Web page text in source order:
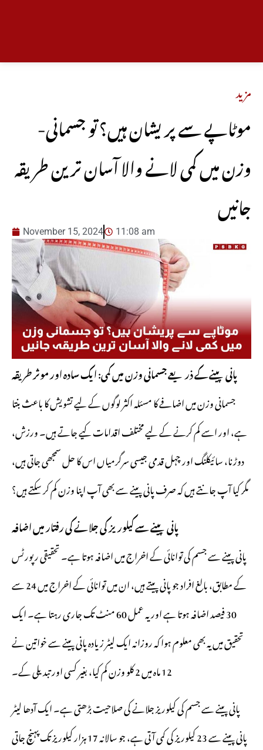
مزید
-موٹاپے سے پریشان ہیں؟ تو جسمانی
وزن میں کمی لانے والا آسان ترین طریقہ
جانیں
November 15, 2024 11:08 am
پانی پینے کے ذریعے جسمانی وزن میں کمی: ایک سادہ اور موثر طریقہ
جسمانی وزن میں اضافے کا مسئلہ اکثر لوگوں کے لیے تشویش کا باعث بنتا
ہے، اور اسے کم کرنے کے لیے مختلف اقدامات کیے جاتے ہیں۔ ورزش،
دوڑنا، سائیکلنگ اور چہل قدمی جیسی سرگرمیاں اس کا حل سمجھی جاتی ہیں،
مگر کیا آپ جانتے ہیں کہ صرف پانی پینے سے بھی آپ اپنا وزن کم کر سکتے ہیں؟
پانی پینے سے کیلوریز کی جلانے کی رفتار میں اضافہ
پانی پینے سے جسم کی توانائی کے اخراج میں اضافہ ہوتا ہے۔ تحقیقی رپورٹس
کے مطابق، بالغ افراد جو پانی پیتے ہیں، ان میں توانائی کے اخراج میں 24 سے
30 فیصد اضافہ ہوتا ہے اور یہ عمل 60 منٹ تک جاری رہتا ہے۔ ایک
تحقیق میں یہ بھی معلوم ہوا کہ روزانہ ایک لیٹر زیادہ پانی پینے سے خواتین نے
12 ماہ میں 2 کلو وزن کم کیا، بغیر کسی اور تبدیلی کے۔
پانی پینے سے جسم کی کیلوریز جلانے کی صلاحیت بڑھتی ہے۔ ایک آدھا لیٹر
پانی پینے سے 23 کیلوریز کی کمی آتی ہے، جو سالانہ 17 ہزار کیلوریز تک پہنچ جاتی